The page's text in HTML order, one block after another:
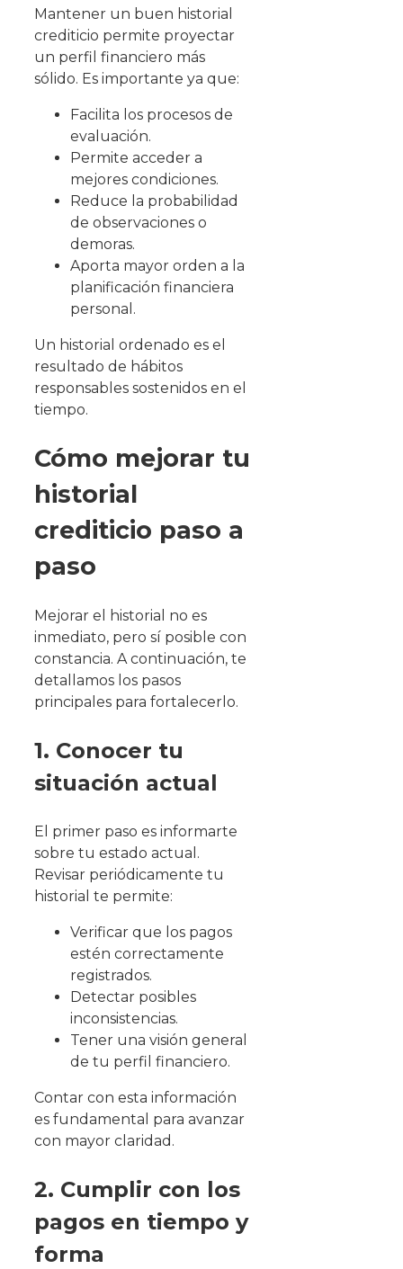
Mantener un buen historial
crediticio permite proyectar
un perfil financiero más
sólido. Es importante ya que:
Facilita los procesos de
evaluación.
Permite acceder a
mejores condiciones.
Reduce la probabilidad
de observaciones o
demoras.
Aporta mayor orden a la
planificación financiera
personal.
Un historial ordenado es el
resultado de hábitos
responsables sostenidos en el
tiempo.
Cómo mejorar tu
historial
crediticio paso a
paso
Mejorar el historial no es
inmediato, pero sí posible con
constancia. A continuación, te
detallamos los pasos
principales para fortalecerlo.
1. Conocer tu
situación actual
El primer paso es informarte
sobre tu estado actual.
Revisar periódicamente tu
historial te permite:
Verificar que los pagos
estén correctamente
registrados.
Detectar posibles
inconsistencias.
Tener una visión general
de tu perfil financiero.
Contar con esta información
es fundamental para avanzar
con mayor claridad.
2. Cumplir con los
pagos en tiempo y
forma